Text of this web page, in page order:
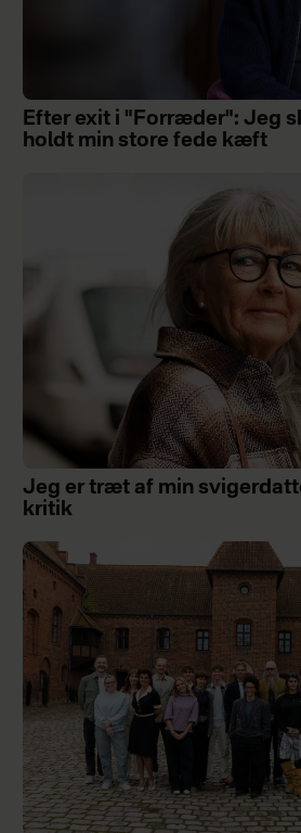
Efter exit i "Forræder": Jeg
holdt min store fede kæft
Jeg er træt af min
kritik